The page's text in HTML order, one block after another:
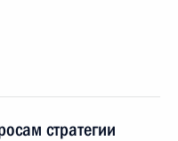
стратегии